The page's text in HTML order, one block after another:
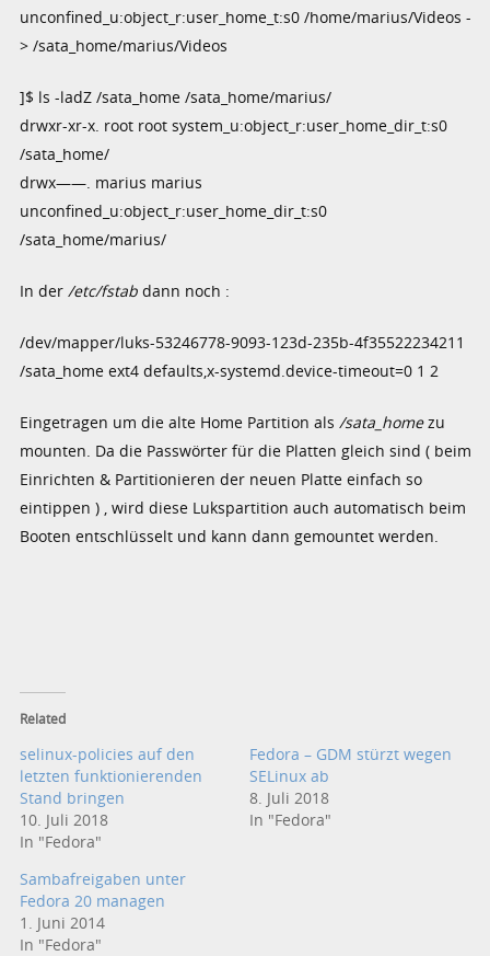
unconfined_u:object_r:user_home_t:s0 /home/marius/Videos -
> /sata_home/marius/Videos
]$ ls -ladZ /sata_home /sata_home/marius/
drwxr-xr-x. root root system_u:object_r:user_home_dir_t:s0
/sata_home/
drwx——. marius marius
unconfined_u:object_r:user_home_dir_t:s0
/sata_home/marius/
In der /etc/fstab dann noch :
/dev/mapper/luks-53246778-9093-123d-235b-4f35522234211
/sata_home ext4 defaults,x-systemd.device-timeout=0 1 2
Eingetragen um die alte Home Partition als /sata_homezu
mounten. Da die Passwörter für die Platten gleich sind ( beim
Einrichten & Partitionieren der neuen Platte einfach so
eintippen ) , wird diese Lukspartition auch automatisch beim
Booten entschlüsselt und kann dann gemountet werden.
Related
selinux-policies auf den
letzten funktionierenden
Stand bringen
10. Juli 2018
In "Fedora"
Fedora – GDM stürzt wegen
SELinux ab
8. Juli 2018
In "Fedora"
Sambafreigaben unter
Fedora 20 managen
1. Juni 2014
In "Fedora"